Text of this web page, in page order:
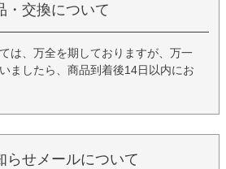
・交換について
は、万全を期しておりますが、万一
ましたら、商品到着後14日以内にお
らせメールについて